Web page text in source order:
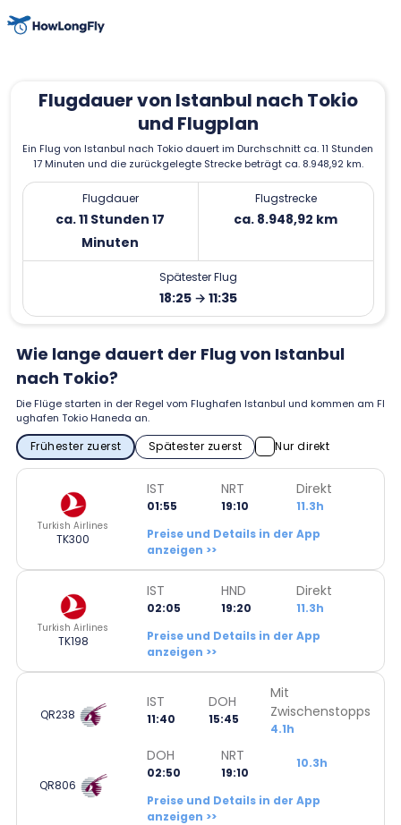
Flugdauer von Istanbul nach Tokio
und Flugplan
Ein Flug von Istanbul nach Tokio dauert im Durchschnitt ca. 11 Stunden
17 Minuten und die zurückgelegte Strecke beträgt ca. 8.948,92 km.
Flugdauer
ca. 11 Stunden 17
Minuten
Flugstrecke
ca. 8.948,92 km
Spätester Flug
18:25 → 11:35
Wie lange dauert der Flug von Istanbul
nach Tokio?
Die Flüge starten in der Regel vom Flughafen Istanbul und kommen am Fl
ughafen Tokio Haneda an.
Frühester zuerst Spätester zuerst Nur direkt
Turkish Airlines
TK300
IST
01:55
NRT
19:10
Direkt
11.3h
Preise und Details in der App
anzeigen >>
Turkish Airlines
TK198
IST
02:05
HND
19:20
Direkt
11.3h
Preise und Details in der App
anzeigen >>
QR238
IST
11:40
DOH
15:45
Mit
Zwischenstopps
4.1h
QR806
DOH
02:50
NRT
19:10
10.3h
Preise und Details in der App
anzeigen >>